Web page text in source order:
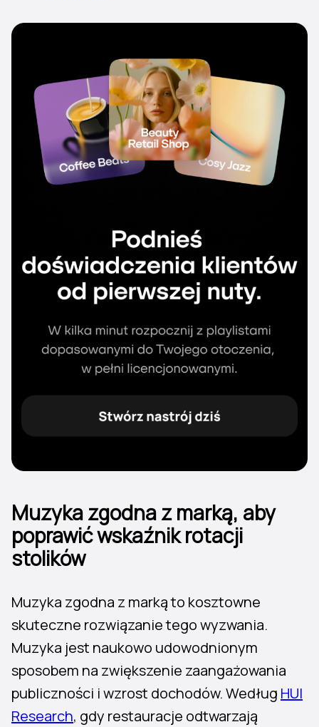
Muzyka zgodna z marką, aby
poprawić wskaźnik rotacji
stolików
Muzyka zgodna z marką to kosztowne
skuteczne rozwiązanie tego wyzwania.
Muzyka jest naukowo udowodnionym
sposobem na zwiększenie zaangażowania
publiczności i wzrost dochodów. Według HUI
Research, gdy restauracje odtwarzają